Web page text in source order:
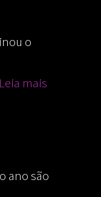
o
Leia mais
ano são